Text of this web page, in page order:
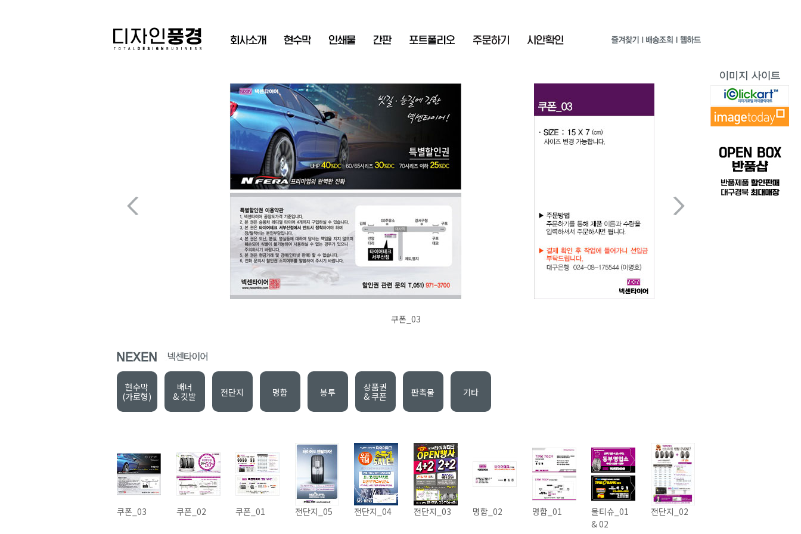
쿠폰_03
현수막
(가로형)
배너
& 깃발
전단지 명함 봉투
상품권
& 쿠폰
판촉물 기타
쿠폰_03 쿠폰_02 쿠폰_01 전단지_05 전단지_04 전단지_03 명함_02 명함_01
물티슈_01
& 02
전단지_02